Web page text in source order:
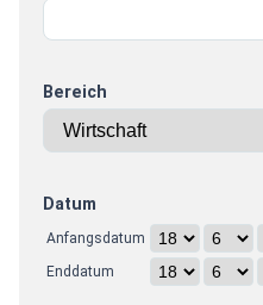
Bereich
Datum
Anfangsdatum
Enddatum